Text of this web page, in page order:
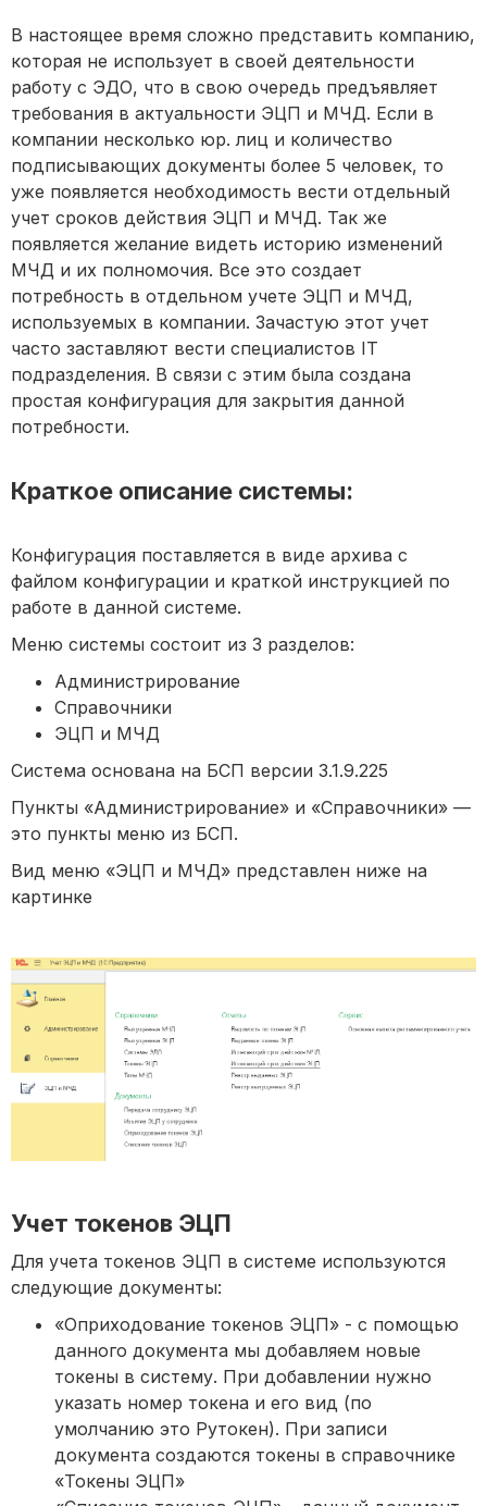
В настоящее время сложно представить компанию,
которая не использует в своей деятельности
работу с ЭДО, что в свою очередь предъявляет
требования в актуальности ЭЦП и МЧД. Если в
компании несколько юр. лиц и количество
подписывающих документы более 5 человек, то
уже появляется необходимость вести отдельный
учет сроков действия ЭЦП и МЧД. Так же
появляется желание видеть историю изменений
МЧД и их полномочия. Все это создает
потребность в отдельном учете ЭЦП и МЧД,
используемых в компании. Зачастую этот учет
часто заставляют вести специалистов IT
подразделения. В связи с этим была создана
простая конфигурация для закрытия данной
потребности.
Краткое описание системы:
Конфигурация поставляется в виде архива с
файлом конфигурации и краткой инструкцией по
работе в данной системе.
Меню системы состоит из 3 разделов:
Администрирование
Справочники
ЭЦП и МЧД
Система основана на БСП версии 3.1.9.225
Пункты «Администрирование» и «Справочники» —
это пункты меню из БСП.
Вид меню «ЭЦП и МЧД» представлен ниже на
картинке
Учет токенов ЭЦП
Для учета токенов ЭЦП в системе используются
следующие документы:
«Оприходование токенов ЭЦП» - с помощью
данного документа мы добавляем новые
токены в систему. При добавлении нужно
указать номер токена и его вид (по
умолчанию это Рутокен). При записи
документа создаются токены в справочнике
«Токены ЭЦП»